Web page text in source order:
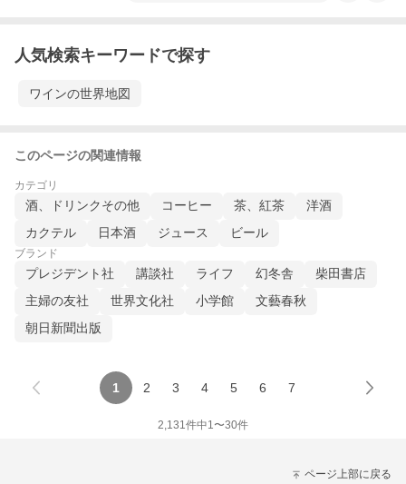
人気検索キーワードで探す
ワインの世界地図
このページの関連情報
カテゴリ
酒、ドリンクその他 コーヒー 茶、紅茶
洋酒
カクテル
日本酒 ジュース ビール
ブランド
プレジデント社 講談社 ライフ 幻冬舎
柴田書店
主婦の友社
世界文化社 小学館
文藝春秋
朝日新聞出版
1 2 3 4 5 6 7
2,131件中1〜30件
ページ上部に戻る